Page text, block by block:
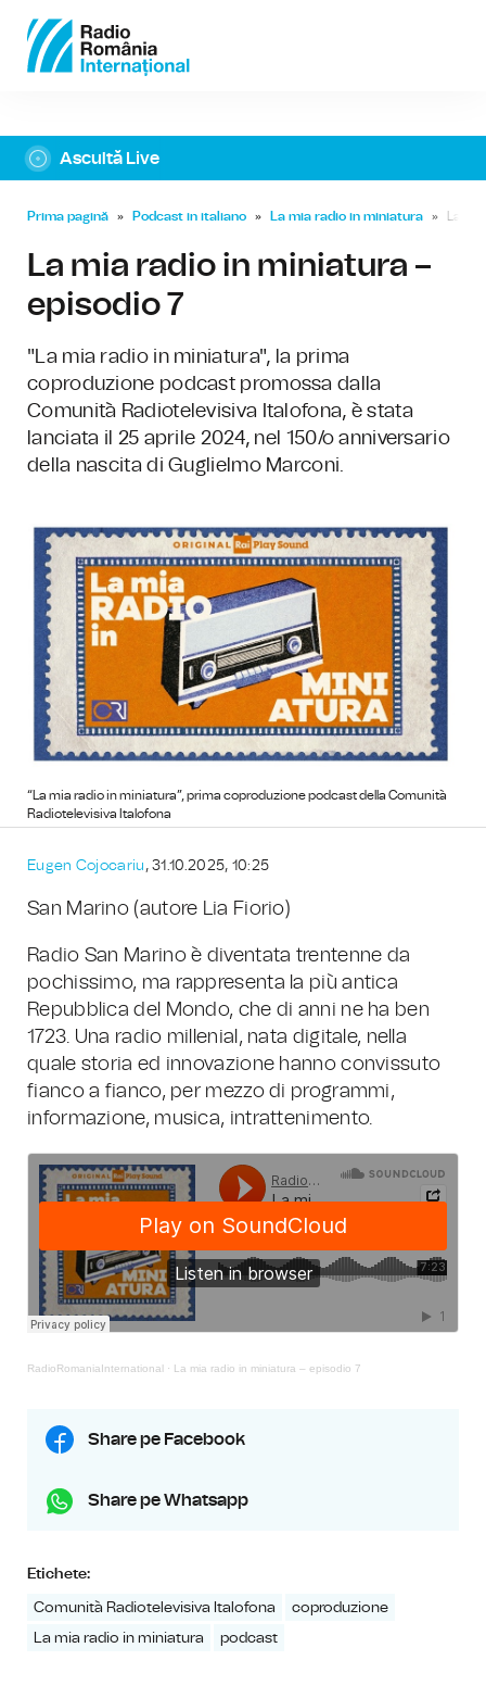
Ascultă Live
Prima pagină » Podcast in italiano » La mia radio in miniatura »
La mia radio in miniatura –
episodio 7
"La mia radio in miniatura", la prima
coproduzione podcast promossa dalla
Comunità Radiotelevisiva Italofona, è stata
lanciata il 25 aprile 2024, nel 150/o anniversario
della nascita di Guglielmo Marconi.
“La mia radio in miniatura”, prima coproduzione podcast della Comunità
Radiotelevisiva Italofona
Eugen Cojocariu , 31.10.2025, 10:25
San Marino (autore Lia Fiorio)
Radio San Marino è diventata trentenne da
pochissimo, ma rappresenta la più antica
Repubblica del Mondo, che di anni ne ha ben
1723. Una radio millenial, nata digitale, nella
quale storia ed innovazione hanno convissuto
fianco a fianco, per mezzo di programmi,
informazione, musica, intrattenimento.
RadioRomaniaInternational · La mia radio in miniatura – episodio 7
Share pe Facebook
Share pe Whatsapp
Etichete:
Comunità Radiotelevisiva Italofona
coproduzione
La mia radio in miniatura
podcast